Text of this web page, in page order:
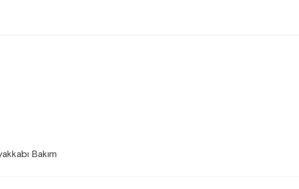
Bakım